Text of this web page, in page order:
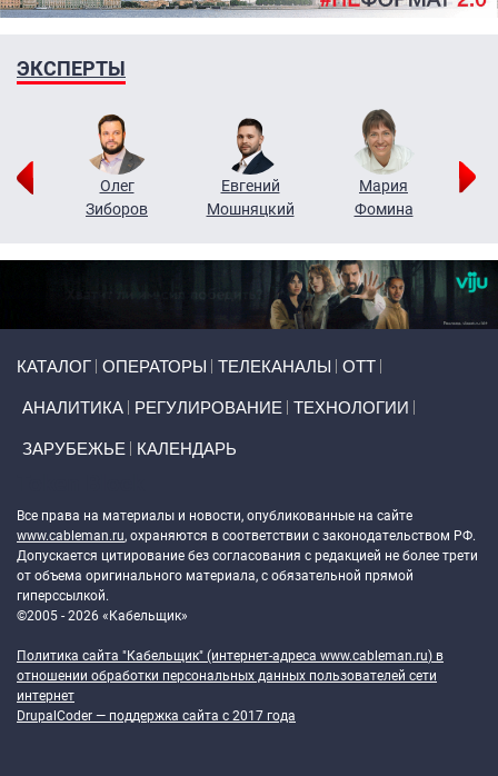
ЭКСПЕРТЫ
Олег
Зиборов
Евгений
Мошняцкий
Мария
Фомина
КАТАЛОГ ОПЕРАТОРЫ ТЕЛЕКАНАЛЫ ОТТ
АНАЛИТИКА РЕГУЛИРОВАНИЕ ТЕХНОЛОГИИ
ЗАРУБЕЖЬЕ КАЛЕНДАРЬ
Все права на материалы и новости, опубликованные на сайте
www.cableman.ru, охраняются в соответствии с законодательством РФ.
Допускается цитирование без согласования с редакцией не более трети
от объема оригинального материала, с обязательной прямой
гиперссылкой.
©2005 - 2026 «Кабельщик»
Политика сайта "Кабельщик" (интернет-адреса www.cableman.ru) в
отношении обработки персональных данных пользователей сети
интернет
DrupalCoder — поддержка сайта c 2017 года